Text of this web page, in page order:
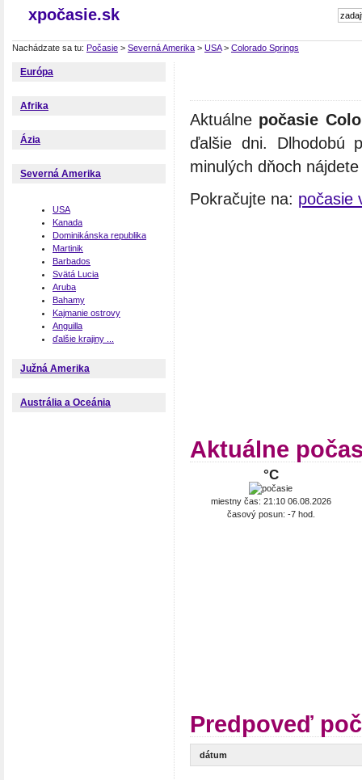
xpočasie.sk
Nachádzate sa tu: Počasie > Severná Amerika > USA> Colorado Springs
Európa
Afrika
Ázia
Severná Amerika
USA
Kanada
Dominikánska republika
Martinik
Barbados
Svätá Lucia
Aruba
Bahamy
Kajmanie ostrovy
Anguilla
ďalšie krajiny ...
Južná Amerika
Austrália a Oceánia
Aktuálne počasie
ďalšie dni. Dlhodobú
minulých dňoch
Pokračujte na: počasie
Aktuálne
°C
miestny čas: 21:10 06.08.2026
časový posun: -7 hod.
Predpoveď
dátum